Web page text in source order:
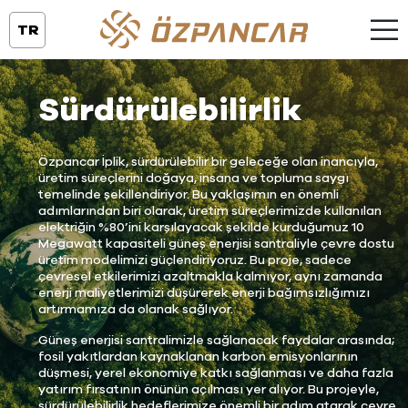
TR
Sürdürülebilirlik
Özpancar İplik, sürdürülebilir bir geleceğe olan inancıyla,
üretim süreçlerini doğaya, insana ve topluma saygı
temelinde şekillendiriyor. Bu yaklaşımın en önemli
adımlarından biri olarak, üretim süreçlerimizde kullanılan
elektriğin %80’ini karşılayacak şekilde kurduğumuz 10
Megawatt kapasiteli güneş enerjisi santraliyle çevre dostu
üretim modelimizi güçlendiriyoruz. Bu proje, sadece
çevresel etkilerimizi azaltmakla kalmıyor, aynı zamanda
enerji maliyetlerimizi düşürerek enerji bağımsızlığımızı
artırmamıza da olanak sağlıyor.
Güneş enerjisi santralimizle sağlanacak faydalar arasında;
fosil yakıtlardan kaynaklanan karbon emisyonlarının
düşmesi, yerel ekonomiye katkı sağlanması ve daha fazla
yatırım fırsatının önünün açılması yer alıyor. Bu projeyle,